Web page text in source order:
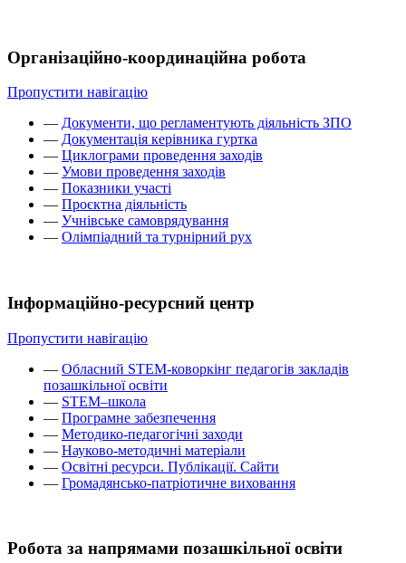
Організаційно-координаційна робота
Пропустити навігацію
— Документи, що регламентують діяльність ЗПО
— Документація керівника гуртка
— Циклограми проведення заходів
— Умови проведення заходів
— Показники участі
— Проєктна діяльність
— Учнівське самоврядування
— Олімпіадний та турнірний рух
Інформаційно-ресурсний центр
Пропустити навігацію
— Обласний STEM-коворкінг педагогів закладів
позашкільної освіти
— STEM–школа
— Програмне забезпечення
— Методико-педагогічні заходи
— Науково-методичні матеріали
— Освітні ресурси. Публікації. Сайти
— Громадянсько-патріотичне виховання
Робота за напрямами позашкільної освіти